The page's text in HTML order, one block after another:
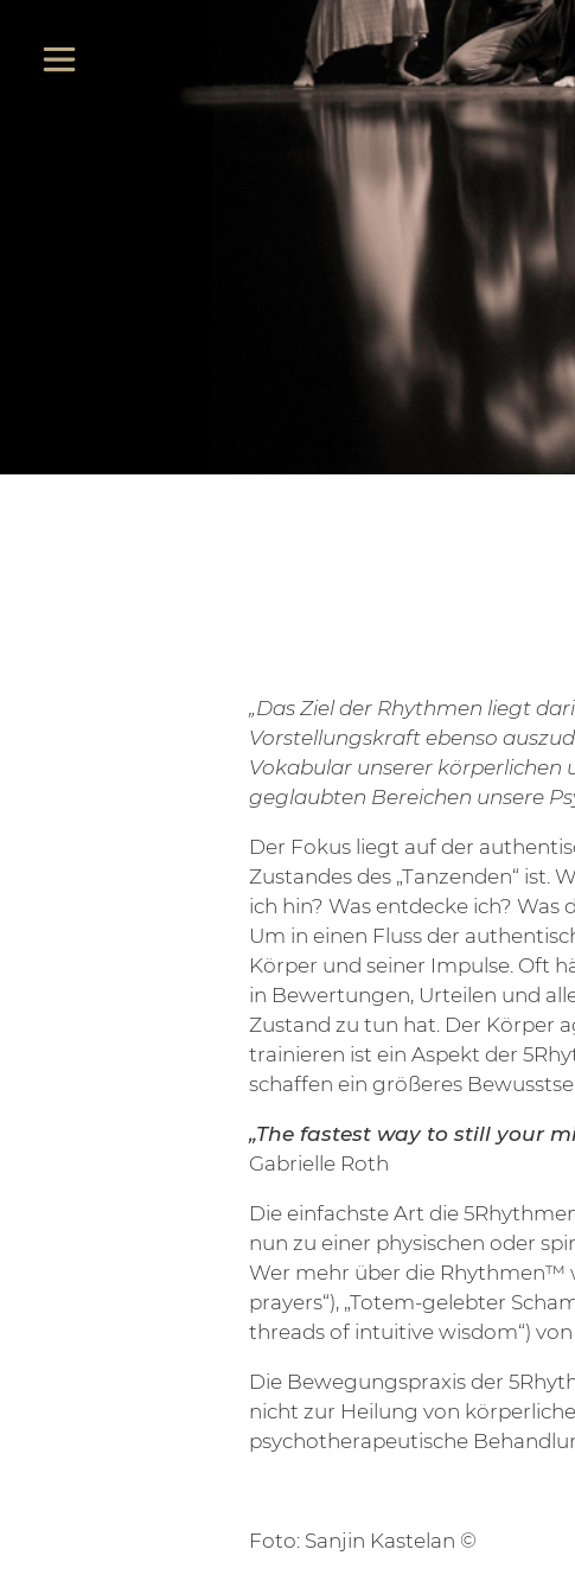
„Das Ziel der Rhythmen liegt
Vorstellungskraft ebenso
Vokabular unserer körperlichen
geglaubten Bereichen unsere
Der Fokus liegt auf der
Zustandes des „Tanzenden“ ist.
ich hin? Was entdecke ich? Was
Um in einen Fluss der
Körper und seiner Impulse. Oft
in Bewertungen, Urteilen und
Zustand zu tun hat. Der Körper
trainieren ist ein Aspekt der
schaffen ein größeres
„The fastest way to still your
Gabrielle Roth
Die einfachste Art die
nun zu einer physischen oder
Wer mehr über die Rhythmen™
prayers“), „Totem-gelebter
threads of intuitive wisdom“) von
Die Bewegungspraxis der
nicht zur Heilung von
psychotherapeutische
Foto: Sanjin Kastelan ©